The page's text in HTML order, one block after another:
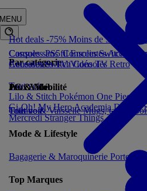
MENU
Hot deals -75% Moins de 5€
Par catégorie
Tout voir
Consoles PS5Consoles Switch 2
Consoles SwitchConsoles Retro
Jeux Vidéo
Tout voir
Cuisine & VaisselleMugs, tasses,
Mode & Lifestyle
Bagagerie & Maroquinerie Porte-
Top Marques
Casques sans filEnceintes
Accessoires TV/VidéoTV
PC & Mobilité
Tout voir
Lilo & Stitch Pokémon One Piece
Gi-Oh!My Hero AcademiaDemon
MercrediStranger Things